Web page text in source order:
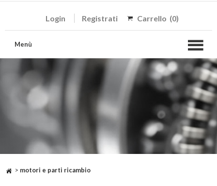
Login Registrati Carrello (0)
Menù
> motori e parti ricambio